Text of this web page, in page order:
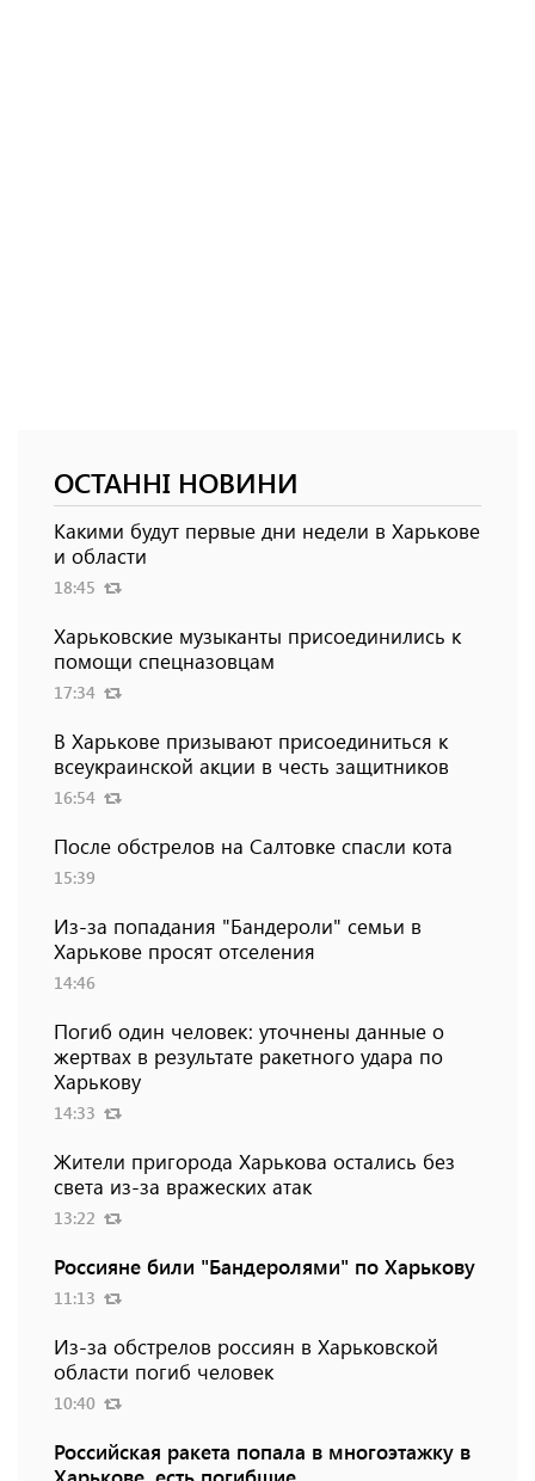
ОСТАННІ НОВИНИ
Какими будут первые дни недели в Харькове
и области
18:45
Харьковские музыканты присоединились к
помощи спецназовцам
17:34
В Харькове призывают присоединиться к
всеукраинской акции в честь защитников
16:54
После обстрелов на Салтовке спасли кота
15:39
Из-за попадания "Бандероли" семьи в
Харькове просят отселения
14:46
Погиб один человек: уточнены данные о
жертвах в результате ракетного удара по
Харькову
14:33
Жители пригорода Харькова остались без
света из-за вражеских атак
13:22
Россияне били "Бандеролями" по Харькову
11:13
Из-за обстрелов россиян в Харьковской
области погиб человек
10:40
Российская ракета попала в многоэтажку в